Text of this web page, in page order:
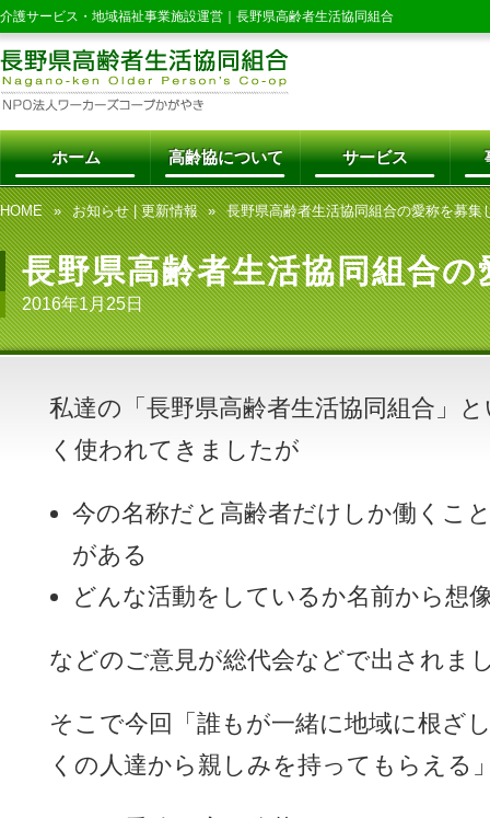
介護サービス・地域福祉事業施設運営｜ 長野県高齢者生活協同組合
ホーム 高齢協について サービス
HOME お知らせ|更新情報 長野県高齢者生活協同組合の愛称を募集
長野県高齢者生活協同組合
2016年1月25日
私達の「長野県高齢者生活協同組合」
く使われてきましたが
今の名称だと高齢者だけしか働くこ
がある
どんな活動をしているか名前から想
などのご意見が総代会などで出されま
そこで今回「誰もが一緒に地域に根ざ
くの人達から親しみを持ってもらえる